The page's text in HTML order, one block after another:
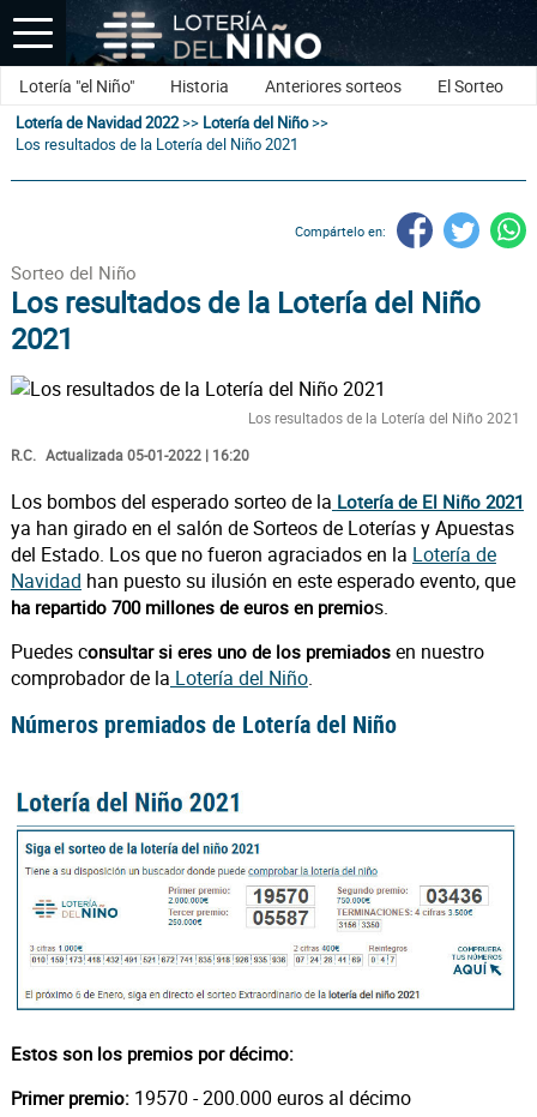
Lotería "el Niño" Historia Anteriores sorteos El Sorteo
Lotería de Navidad 2022>> Lotería del Niño>>
Los resultados de la Lotería del Niño 2021
Compártelo en:
Sorteo del Niño
Los resultados de la Lotería del Niño
2021
Los resultados de la Lotería del Niño 2021
R.C. Actualizada 05-01-2022 | 16:20
Los bombos del esperado sorteo de la Lotería de El Niño 2021
ya han girado en el salón de Sorteos de Loterías y Apuestas
del Estado. Los que no fueron agraciados en la Lotería de
Navidad han puesto su ilusión en este esperado evento, que
ha repartido 700 millones de euros en premios.
Puedes consultar si eres uno de los premiadosen nuestro
comprobador de la Lotería del Niño.
Números premiados de Lotería del Niño
Estos son los premios por décimo:
Primer premio:19570 - 200.000 euros al décimo